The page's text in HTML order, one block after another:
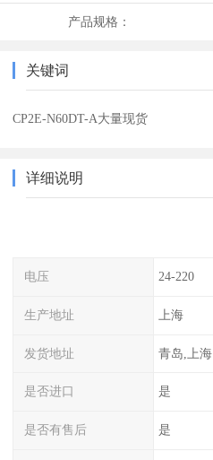
产品规格：
关键词
CP2E-N60DT-A大量现货
详细说明
电压 24-220
生产地址 上海
发货地址 青岛,上海
是否进口 是
是否有售后 是